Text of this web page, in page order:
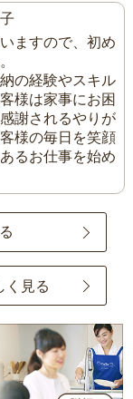
ますので、初め
の経験やスキル
様は家事にお困
謝されるやりが
様の毎日を笑顔
るお仕事を始め
く見る